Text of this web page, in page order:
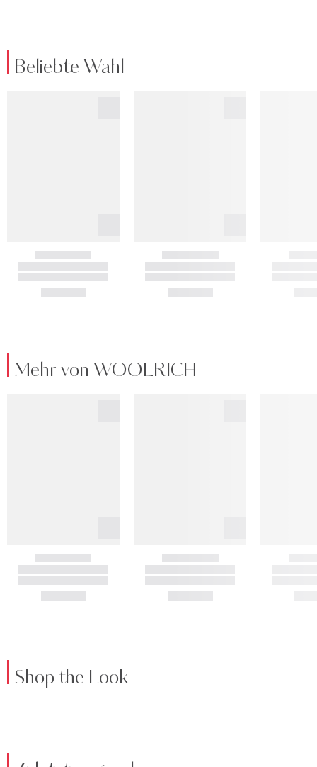
Beliebte Wahl
Mehr von WOOLRICH
Shop the Look